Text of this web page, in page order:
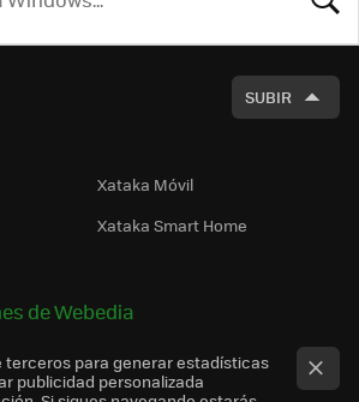
SUBIR
Xataka Móvil
Xataka Smart Home
de Webedia
terceros para generar estadísticas
publicidad personalizada